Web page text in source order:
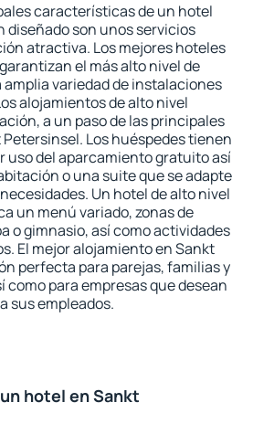
características de un hotel
diseñado son unos servicios
atractiva. Los mejores hoteles
el más alto nivel de
variedad de instalaciones
alojamientos de alto nivel
a un paso de las principales
Los huéspedes tienen
uso del aparcamiento gratuito así
o una suite que se adapte
Un hotel de alto nivel
un menú variado, zonas de
o gimnasio, así como actividades
El mejor alojamiento en Sankt
perfecta para parejas, familias y
como para empresas que desean
sus empleados.
hotel en Sankt